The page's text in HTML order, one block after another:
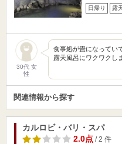
日帰り 露
30代 女
性
食事処が畳になってい
露天風呂にワクワクし
関連情報から探す
カルロビ・バリ・スパ
2.0点/ 2 件